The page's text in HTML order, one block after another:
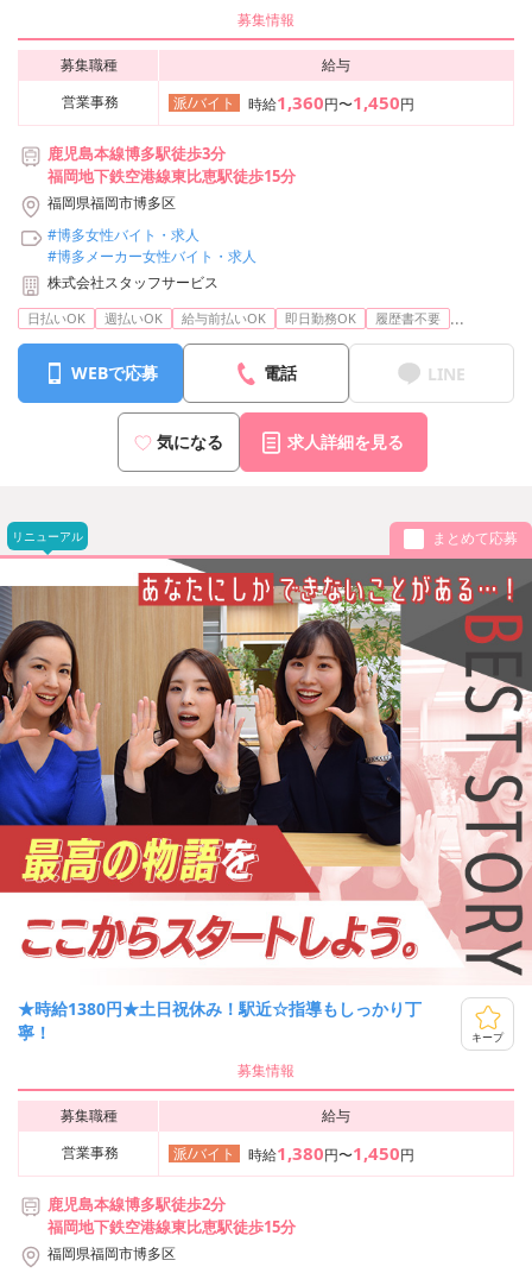
募集情報
募集職種
給与
営業事務
派/バイト 時給1,360円〜1,450円
鹿児島本線博多駅徒歩3分
福岡地下鉄空港線東比恵駅徒歩15分
福岡県福岡市博多区
#博多女性バイト・求人
#博多メーカー女性バイト・求人
株式会社スタッフサービス
日払いOK 週払いOK 給与前払いOK 即日勤務OK 履歴書不要 ...
WEBで応募 電話 LINE
気になる 求人詳細を見る
リニューアル まとめて応募
★時給1380円★土日祝休み！駅近☆指導もしっかり丁
寧！
キープ
募集情報
募集職種
給与
営業事務
派/バイト 時給1,380円〜1,450円
鹿児島本線博多駅徒歩2分
福岡地下鉄空港線東比恵駅徒歩15分
福岡県福岡市博多区